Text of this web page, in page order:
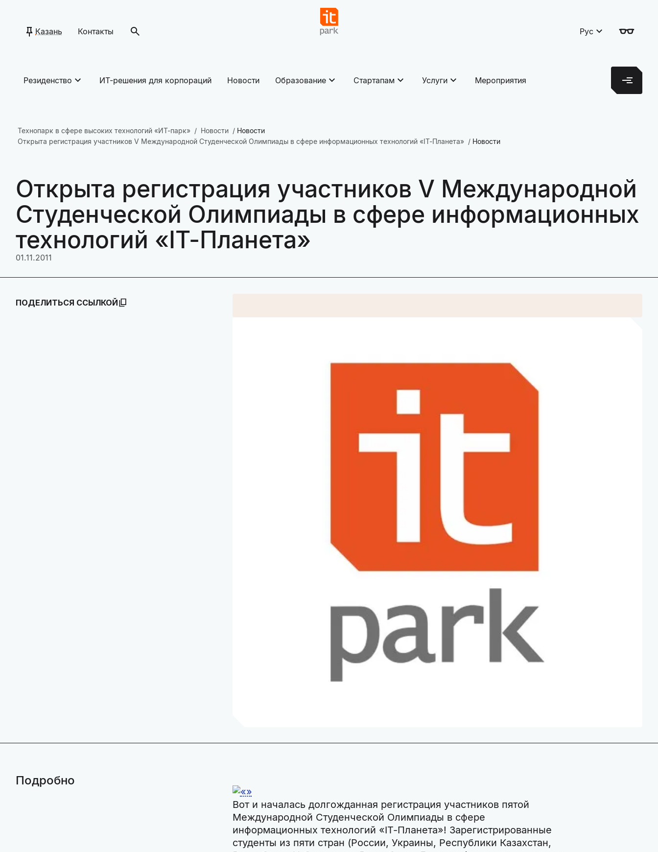
Казань Контакты Рус
Резиденство ИТ-решения для корпораций Новости Образование Стартапам Услуги Мероприятия
Технопарк в сфере высоких технологий «ИТ-парк» Новости
Новости
Открыта регистрация участников V Международной Студенческой Олимпиады в сфере информационных технологий «IT-Планета»
Новости
Открыта регистрация участников V Международной
Студенческой Олимпиады в сфере информационных
технологий «IT-Планета»
01.11.2011
ПОДЕЛИТЬСЯ ССЫЛКОЙ
Подробно
Вот и началась долгожданная регистрация участников пятой
Международной Студенческой Олимпиады в сфере
информационных технологий «IT-Планета»! Зарегистрированные
студенты из пяти стран (России, Украины, Республики Казахстан,